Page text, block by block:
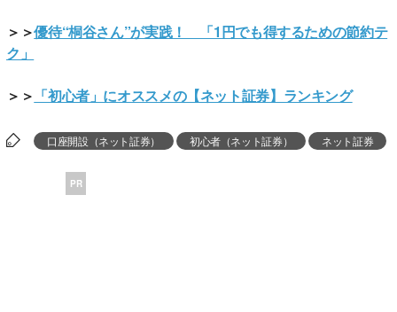
＞＞優待“桐谷さん”が実践！ 「1円でも得するための節約テ
ク」
＞＞ 「初心者」にオススメの【ネット証券】ランキング
口座開設（ネット証券） 初心者（ネット証券） ネット証券
PR